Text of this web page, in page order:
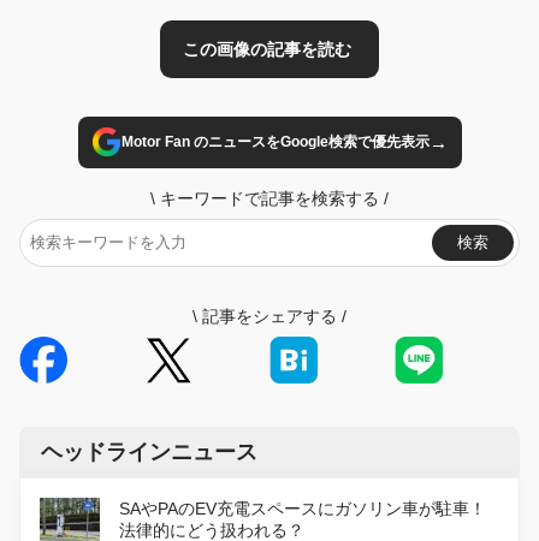
Motor Fan のニュースをGoogle検索で優先表示→
\ キーワードで記事を検索する /
検索
\ 記事をシェアする /
ヘッドラインニュース
SAやPAのEV充電スペースにガソリン車が駐車！
法律的にどう扱われる？